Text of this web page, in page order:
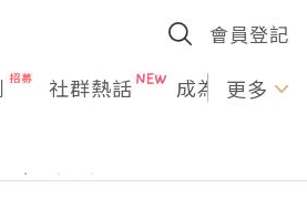
會員登記
社群熱話 成為U更多